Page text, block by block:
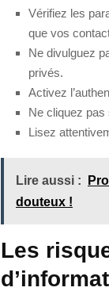
Vérifiez les
que vos
Ne divulguez
privés.
Activez
Ne cliquez
Lisez
Lire aussi :
douteux !
Les